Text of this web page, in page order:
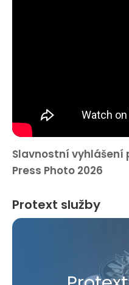
Slavnostní vyhlášení
Press Photo 2026
Protext služby